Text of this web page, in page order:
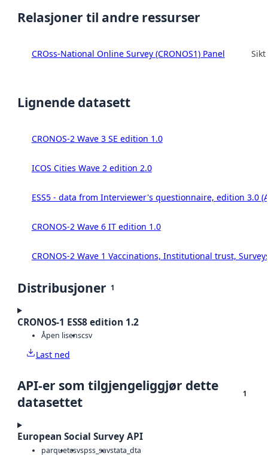
Relasjoner til andre ressurser
CROss-National Online Survey (CRONOS1) Panel
Lignende datasett
CRONOS-2 Wave 3 SE edition 1.0
ICOS Cities Wave 2 edition 2.0
ESS5 - data from Interviewer's questionnaire, edition 3.0
CRONOS-2 Wave 6 IT edition 1.0
CRONOS-2 Wave 1 Vaccinations, Institutional trust,
Distribusjoner 1
CRONOS-1 ESS8 edition 1.2
Åpen lisenscsv
Last ned
API-er som tilgjengeliggjør dette
datasettet
1
European Social Survey API
parquetcsvspss_savstata_dta